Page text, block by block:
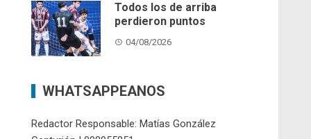
Todos los de arriba
perdieron puntos
04/08/2026
WHATSAPPEANOS
Redactor Responsable: Matías González